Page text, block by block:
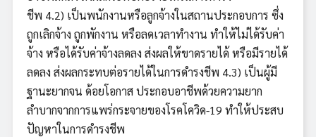
ชีพ 4.2) เป็นพนักงานหรือลูกจ้างในสถานประกอบการ ซึ่ง
ถูกเลิกจ้าง ถูกพักงาน หรือลดเวลาทำงาน ทำให้ไม่ได้รับค่า
จ้าง หรือได้รับค่าจ้างลดลง ส่งผลให้ขาดรายได้ หรือมีรายได้
ลดลง ส่งผลกระทบต่อรายได้ในการดำรงชีพ 4.3) เป็นผู้มี
ฐานะยากจน ด้อยโอกาส ประกอบอาชีพด้วยความยาก
ลำบากจากการแพร่กระจายของโรคโควิด-19 ทำให้ประสบ
ปัญหาในการดำรงชีพ